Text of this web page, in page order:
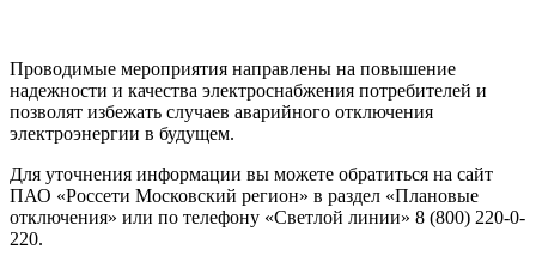
Проводимые мероприятия направлены на повышение
надежности и качества электроснабжения потребителей и
позволят избежать случаев аварийного отключения
электроэнергии в будущем.
Для уточнения информации вы можете обратиться на сайт
ПАО «Россети Московский регион» в раздел «Плановые
отключения» или по телефону «Светлой линии» 8 (800) 220-0-
220.